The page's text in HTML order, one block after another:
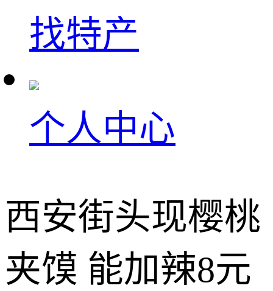
找特产
个人中心
西安街头现樱桃
夹馍 能加辣8元